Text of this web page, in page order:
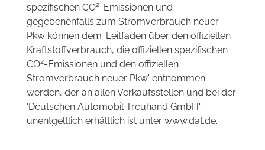
spezifischen CO2-Emissionen und
gegebenenfalls zum Stromverbrauch neuer
Pkw können dem 'Leitfaden über den offiziellen
Kraftstoffverbrauch, die offiziellen spezifischen
CO2-Emissionen und den offiziellen
Stromverbrauch neuer Pkw' entnommen
werden, der an allen Verkaufsstellen und bei der
'Deutschen Automobil Treuhand GmbH'
unentgeltlich erhältlich ist unter www.dat.de.